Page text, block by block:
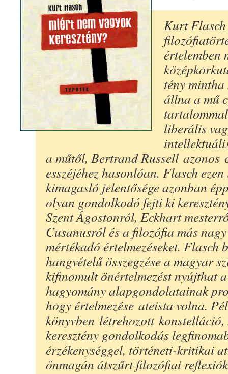
Kurt
értelemben
tény mintha
állna a mű
liberális
a műtől, Bertrand Russell azonos
esszéjéhez hasonlóan. Flasch
kimagasló jelentősége azonban
olyan gondolkodó fejti ki
Szent Ágostonról, Eckhart
Cusanusról és a filozófia más
mértékadó értelmezéseket. Flasch
hangvételű összegzése a magyar
kifinomult önértelmezést nyújthat
hagyomány alapgondolatainak
hogy értelmezése ateista volna.
könyvben létrehozott konstelláció,
keresztény gondolkodás
érzékenységgel, történeti-kritikai
önmagán átszűrt filozófiai